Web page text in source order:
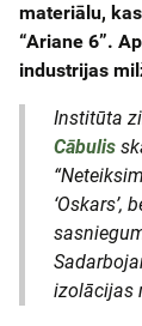
materiālu,
“Ariane 6”.
industrijas
Institūta
Cābulis
izolācijas